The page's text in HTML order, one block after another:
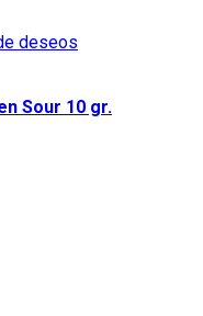
deseos
Sour 10 gr.